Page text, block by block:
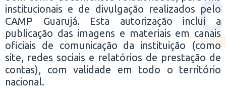
institucionais e de divulgação realizados pelo
CAMP Guarujá. Esta autorização inclui a
publicação das imagens e materiais em canais
oficiais de comunicação da instituição (como
site, redes sociais e relatórios de prestação de
contas), com validade em todo o território
nacional.